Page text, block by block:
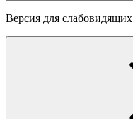
Версия для слабовидящих